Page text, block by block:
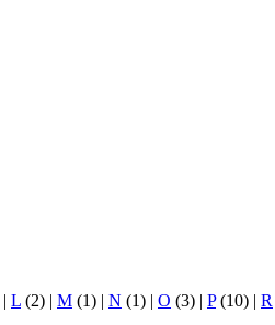
| L (2) | M (1) | N (1) | O (3) | P(10) | R